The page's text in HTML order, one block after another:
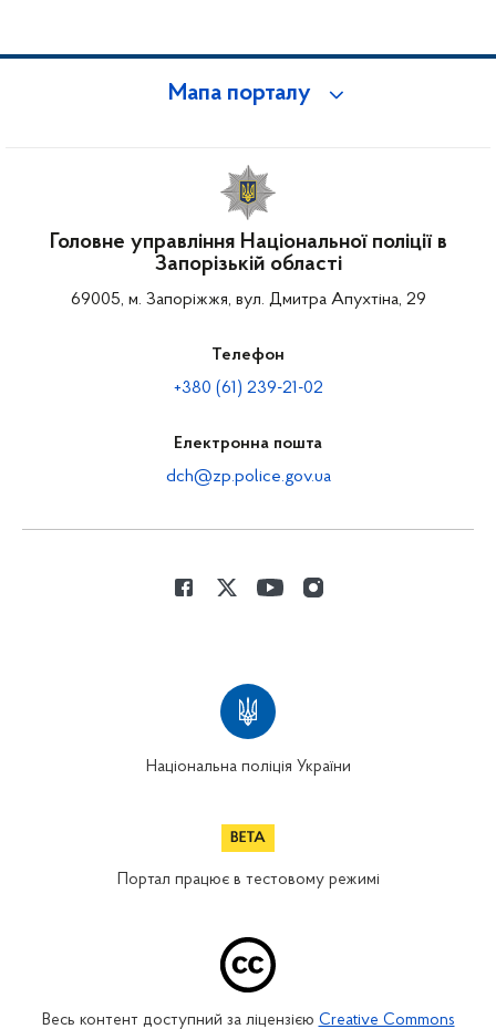
Мапа порталу
Головне управління Національної поліції в
Запорізькій області
69005, м. Запоріжжя, вул. Дмитра Апухтіна, 29
Телефон
+380 (61) 239-21-02
Електронна пошта
dch@zp.police.gov.ua
Національна поліція України
Портал працює в тестовому режимі
Весь контент доступний за ліцензією Creative Commons